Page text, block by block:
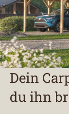
Dein
du ihn